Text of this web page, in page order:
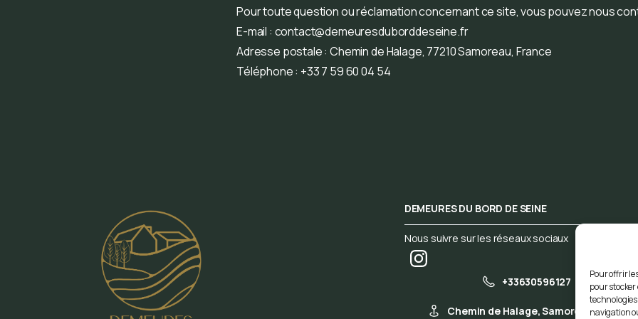
Pour offrir
pour
navigation
Pour toute question ou réclamation concernant ce site, vous pouvez nous
E-mail : contact@demeuresduborddeseine.fr
Adresse postale : Chemin de Halage, 77210 Samoreau, France
Téléphone : +33 7 59 60 04 54
DEMEURES DU BORD DE SEINE
Nous suivre sur les réseaux sociaux
+33630596127
Chemin de Halage, Samoreau, 77210